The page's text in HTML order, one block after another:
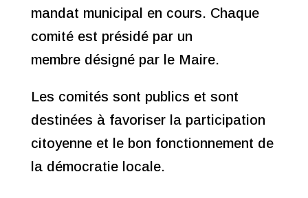
mandat municipal en cours. Chaque
comité est présidé par un
membre désigné par le Maire.
Les comités sont publics et sont
destinées à favoriser la participation
citoyenne et le bon fonctionnement de
la démocratie locale.